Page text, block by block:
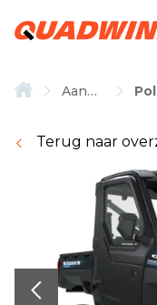
Aanbod
Terug naar